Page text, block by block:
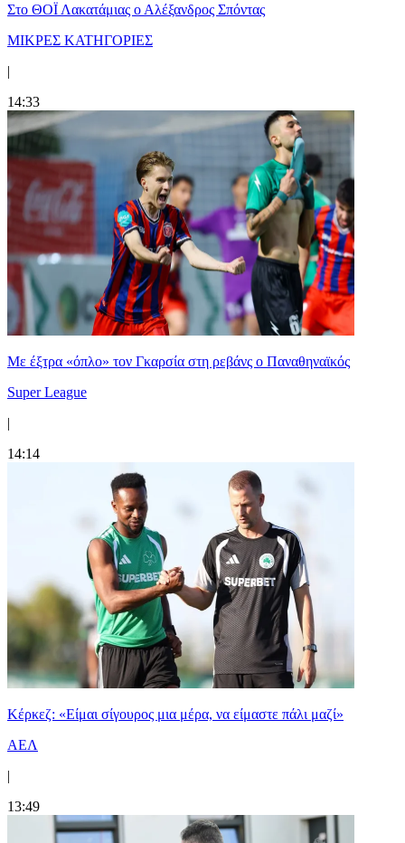
Στο ΘΟΪ Λακατάμιας ο Αλέξανδρος Σπόντας
ΜΙΚΡΕΣ ΚΑΤΗΓΟΡΙΕΣ
|
14:33
Mε έξτρα «όπλο» τον Γκαρσία στη ρεβάνς ο Παναθηναϊκός
Super League
|
14:14
Κέρκεζ: «Είμαι σίγουρος μια μέρα, να είμαστε πάλι μαζί»
ΑΕΛ
|
13:49